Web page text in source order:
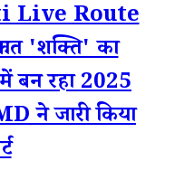
Live Route
'शक्ति' का
बन रहा 2025
ने जारी किया